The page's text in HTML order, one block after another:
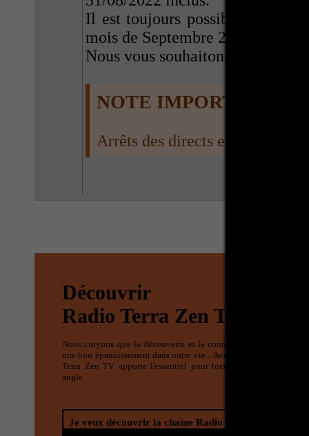
Il est toujours possible de nous
mois de Septembre 2022.
Nous vous souhaitons un très
NOTE IMPORTANTE
Arrêts des directs et fermeture
Découvrir
Radio Terra Zen TV
Nous croyons que la découverte et la connaissance sont des
une bon épanuissement dans notre vie... Avec des émissions
Terra Zen TV apporte l'essentiel pour bien découvrir ce
angle.
Je veux découvrir la chaîne Radio Terra Zen TV